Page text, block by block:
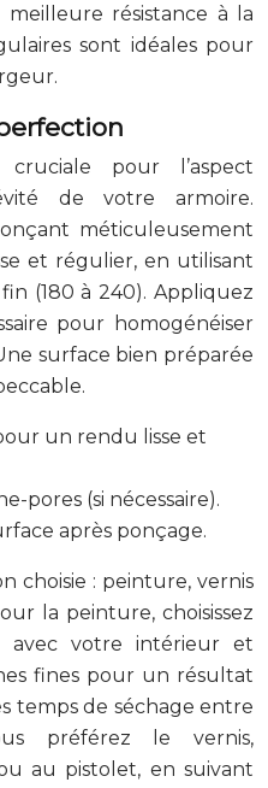
résistance à la
sont idéales pour
pour l’aspect
de votre armoire.
méticuleusement
et régulier, en utilisant
(180 à 240). Appliquez
pour homogénéiser
surface bien préparée
un rendu lisse et
pores (si nécessaire).
après ponçage.
choisie : peinture, vernis
la peinture, choisissez
avec votre intérieur et
fines pour un résultat
temps de séchage entre
préférez le vernis,
au pistolet, en suivant